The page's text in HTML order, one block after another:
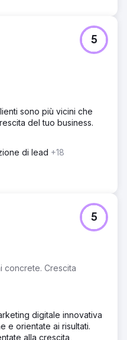
5
sono più vicini che
del tuo business.
di lead +18
concrete. Crescita
5
digitale innovativa
e orientate ai risultati.
alla crescita,